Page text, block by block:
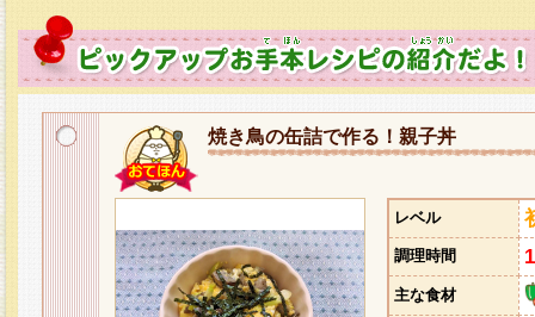
焼き鳥の缶詰で作る！親子丼
レベル
調理時間
主な食材